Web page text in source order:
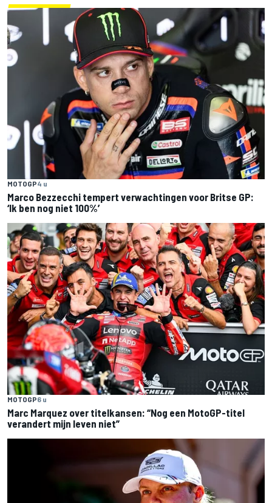
MOTOGP4 u
Marco Bezzecchi tempert verwachtingen voor Britse GP:
‘Ik ben nog niet 100%’
MOTOGP6 u
Marc Marquez over titelkansen: “Nog een MotoGP-titel
verandert mijn leven niet”